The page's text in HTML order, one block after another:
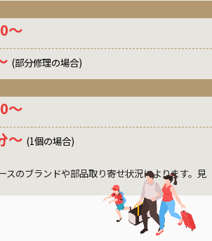
〜
(部分修理の場合)
〜
〜 (1個の場合)
スのブランドや部品取り寄せ状況によります。見